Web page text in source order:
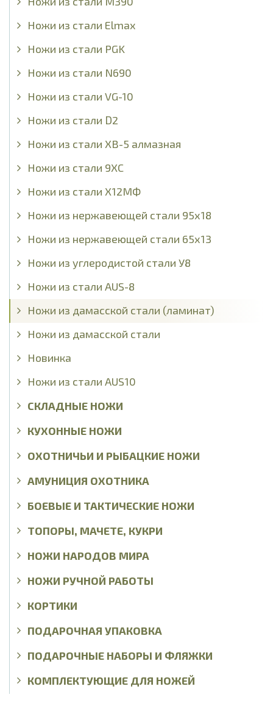
Ножи из стали Elmax
Ножи из стали PGK
Ножи из стали N690
Ножи из стали VG-10
Ножи из стали D2
Ножи из стали ХВ-5 алмазная
Ножи из стали 9ХС
Ножи из стали Х12МФ
Ножи из нержавеющей стали 95х18
Ножи из нержавеющей стали 65х13
Ножи из углеродистой стали У8
Ножи из стали AUS-8
Ножи из дамасской стали (ламинат)
Ножи из дамасской стали
Новинка
Ножи из стали AUS10
СКЛАДНЫЕ НОЖИ
КУХОННЫЕ НОЖИ
ОХОТНИЧЬИ И РЫБАЦКИЕ НОЖИ
АМУНИЦИЯ ОХОТНИКА
БОЕВЫЕ И ТАКТИЧЕСКИЕ НОЖИ
ТОПОРЫ, МАЧЕТЕ, КУКРИ
НОЖИ НАРОДОВ МИРА
НОЖИ РУЧНОЙ РАБОТЫ
КОРТИКИ
ПОДАРОЧНАЯ УПАКОВКА
ПОДАРОЧНЫЕ НАБОРЫ И ФЛЯЖКИ
КОМПЛЕКТУЮЩИЕ ДЛЯ НОЖЕЙ